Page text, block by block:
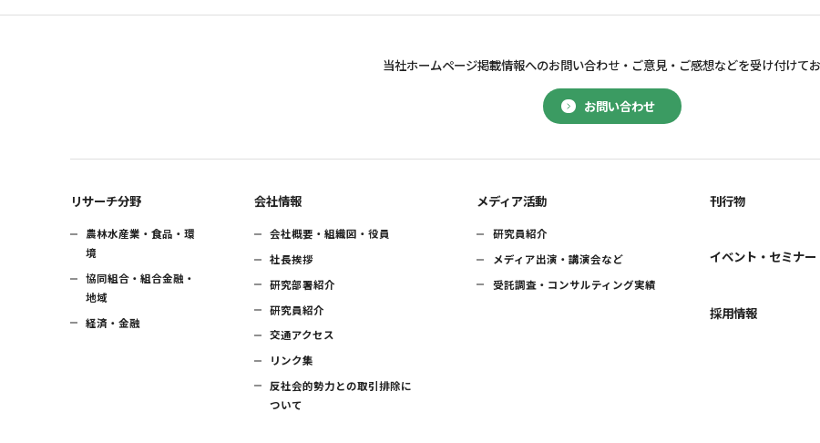
お問い合わせ
当社ホームページ掲載情報へのお問い合わせ・ ご意見・ご感想などを受け付けてお
リサーチ分野
農林水産業・食品・環
境
協同組合・組合金融・
地域
経済・金融
会社情報
会社概要・組織図・役員
社長挨拶
研究部署紹介
研究員紹介
交通アクセス
リンク集
反社会的勢力との取引排除に
ついて
メディア活動
研究員紹介
メディア出演・講演会など
受託調査・コンサルティング実績
刊行物
イベント・セミナー
採用情報